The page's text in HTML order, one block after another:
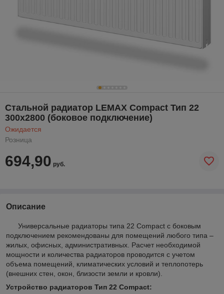
Стальной радиатор LEMAX Compact Тип 22
300х2800 (боковое подключение)
Ожидается
Розница
694,90 руб.
Описание
Универсальные радиаторы типа 22 Compact с боковым
подключением рекомендованы для помещений любого типа –
жилых, офисных, административных. Расчет необходимой
мощности и количества радиаторов проводится с учетом
объема помещений, климатических условий и теплопотерь
(внешних стен, окон, близости земли и кровли).
Устройство радиаторов Тип 22 Сompact: